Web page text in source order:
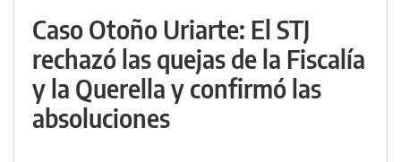
Caso Otoño Uriarte: El STJ
rechazó las quejas de la Fiscalía
y la Querella y confirmó las
absoluciones